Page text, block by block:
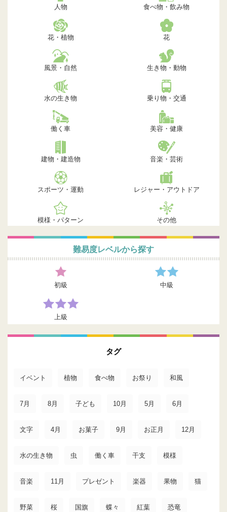
人物 食べ物・飲み物
花・植物 花
風景・自然 生き物・動物
水の生き物 乗り物・交通
働く車 美容・健康
建物・建造物 音楽・芸術
スポーツ・運動 レジャー・アウトドア
模様・パターン その他
難易度レベルから探す
初級 中級
上級
タグ
イベント 植物 食べ物 お祭り 和風
7月 8月 子ども 10月 5月 6月
文字 4月 お菓子 9月 お正月 12月
水の生き物 虫 働く車 干支 模様
音楽 11月 プレゼント 楽器 果物 猫
野菜 桜 国旗 蝶々 紅葉 恐竜